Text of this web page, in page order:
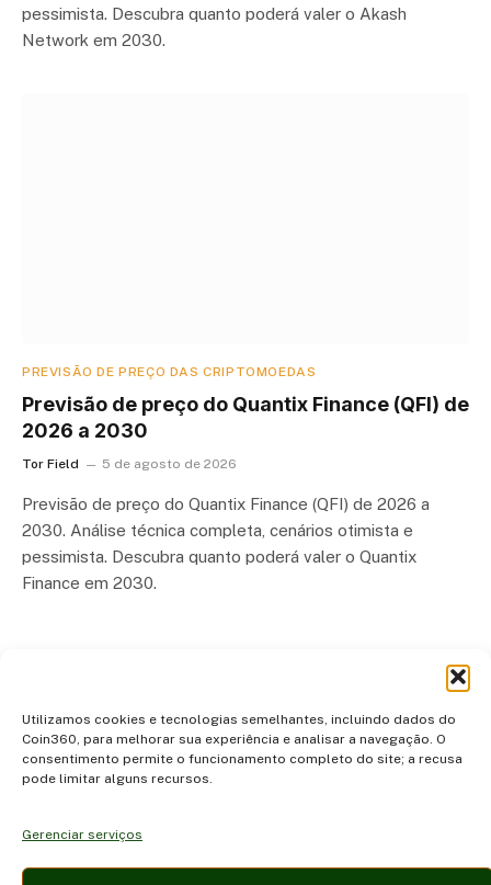
Utilizamos cookies e tecnologias semelhantes, incluindo dados do
Coin360, para melhorar sua experiência e analisar a navegação. O
consentimento permite o funcionamento completo do site; a recusa
pode limitar alguns recursos.
Gerenciar serviços
pessimista. Descubra quanto poderá valer o Akash
Network em 2030.
PREVISÃO DE PREÇO DAS CRIPTOMOEDAS
Previsão de preço do Quantix Finance (QFI) de
2026 a 2030
Tor Field 5 de agosto de 2026
Previsão de preço do Quantix Finance (QFI) de 2026 a
2030. Análise técnica completa, cenários otimista e
pessimista. Descubra quanto poderá valer o Quantix
Finance em 2030.